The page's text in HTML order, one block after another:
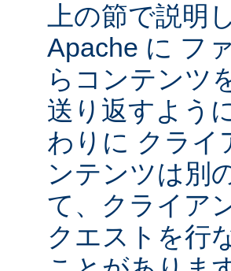
上の節で説明
Apache に フ
らコンテンツ
送り返すよう
わりに クライ
ンテンツは別
て、クライア
クエストを行